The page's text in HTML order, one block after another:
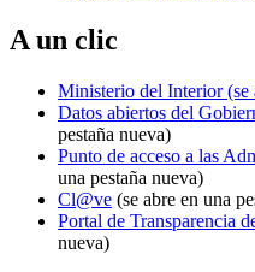
A un clic
Ministerio del Interior(se
Datos abiertos del
pestaña nueva)
Punto de acceso a las
una pestaña nueva)
Cl@ve (se abre en una
Portal de Transparencia
nueva)